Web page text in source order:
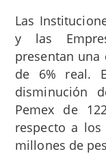
Las
y las
presentan una
de 6% real.
disminución
Pemex de
respecto a
millones de